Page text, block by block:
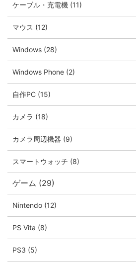
ケーブル・充電機 (11)
マウス (12)
Windows (28)
Windows Phone (2)
自作PC (15)
カメラ (18)
カメラ周辺機器 (9)
スマートウォッチ (8)
ゲーム (29)
Nintendo (12)
PS Vita (8)
PS3 (5)